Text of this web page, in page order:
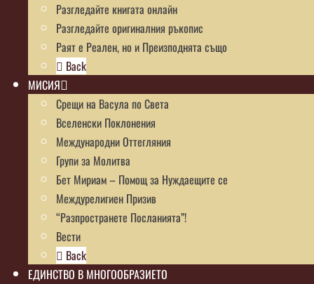
Разгледайте книгата онлайн
Разгледайте оригиналния ръкопис
Раят е Реален, но и Преизподнята също
Back
МИСИЯ
Срещи на Васула по Света
Вселенски Поклонения
Международни Оттегляния
Групи за Молитва
Бет Мириам – Помощ за Нуждаещите се
Междурелигиен Призив
“Разпространете Посланията”!
Вести
Back
ЕДИНСТВО В МНОГООБРАЗИЕТО